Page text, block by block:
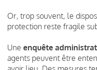
Or, trop souvent, le
protection reste fragile
Une enquête
agents peuvent être